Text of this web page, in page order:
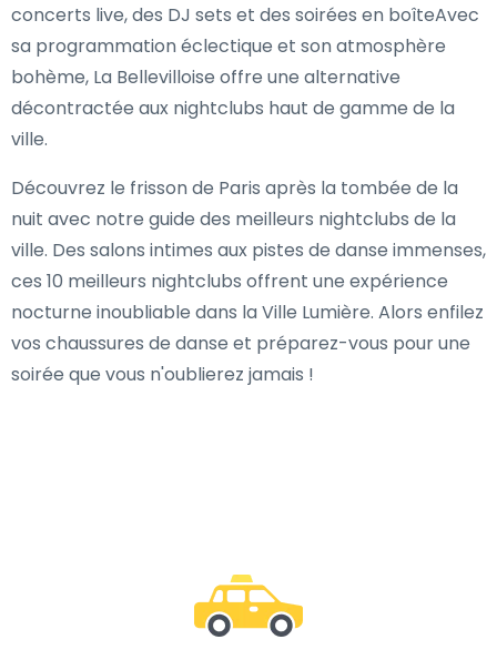
concerts live, des DJ sets et des soirées en boîteAvec
sa programmation éclectique et son atmosphère
bohème, La Bellevilloise offre une alternative
décontractée aux nightclubs haut de gamme de la
ville.
Découvrez le frisson de Paris après la tombée de la
nuit avec notre guide des meilleurs nightclubs de la
ville. Des salons intimes aux pistes de danse immenses,
ces 10 meilleurs nightclubs offrent une expérience
nocturne inoubliable dans la Ville Lumière. Alors enfilez
vos chaussures de danse et préparez-vous pour une
soirée que vous n'oublierez jamais !